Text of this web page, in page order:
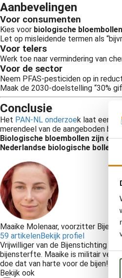
Aanbevelingen
Voor consumenten
Kies voor biologische bloembollen
Let op misleidende termen als
Voor telers
Werk toe naar vermindering van
Voor de sector
Neem PFAS-pesticiden op in
Maak de 2030-doelstelling “30%
Conclusie
Het PAN-NL onderzoek laat een
merendeel van de aangeboden
Biologische bloembollen zijn de
Nederlandse biologische
Maaike Molenaar, voorzitter
59 artikelenBekijk profiel
Vrijwilliger van de Bijenstichting
bijensterfte. Maaike is militair
doe dat van harte voor de bijen!’.
Bekijk ook